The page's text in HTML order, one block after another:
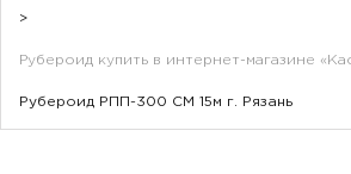
>
Рубероид купить в интернет-магазине
Рубероид РПП-300 СМ 15м г. Рязань